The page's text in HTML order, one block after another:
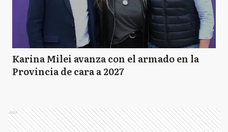
Karina Milei avanza con el armado en la
Provincia de cara a 2027
Ads